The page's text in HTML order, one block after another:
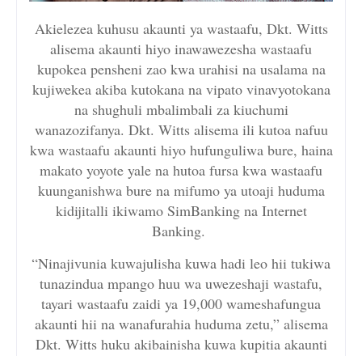
Akielezea kuhusu akaunti ya wastaafu, Dkt. Witts
alisema akaunti hiyo inawawezesha wastaafu
kupokea pensheni zao kwa urahisi na usalama na
kujiwekea akiba kutokana na vipato vinavyotokana
na shughuli mbalimbali za kiuchumi
wanazozifanya. Dkt. Witts alisema ili kutoa nafuu
kwa wastaafu akaunti hiyo hufunguliwa bure, haina
makato yoyote yale na hutoa fursa kwa wastaafu
kuunganishwa bure na mifumo ya utoaji huduma
kidijitalli ikiwamo SimBanking na Internet
Banking.
“Ninajivunia kuwajulisha kuwa hadi leo hii tukiwa
tunazindua mpango huu wa uwezeshaji wastafu,
tayari wastaafu zaidi ya 19,000 wameshafungua
akaunti hii na wanafurahia huduma zetu,” alisema
Dkt. Witts huku akibainisha kuwa kupitia akaunti